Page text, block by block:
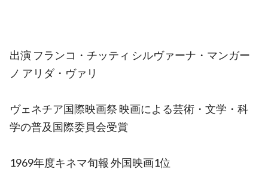
出演 フランコ・チッティ シルヴァーナ・マンガー
ノ アリダ・ヴァリ
ヴェネチア国際映画祭 映画による芸術・文学・科
学の普及国際委員会受賞
1969年度キネマ旬報 外国映画1位